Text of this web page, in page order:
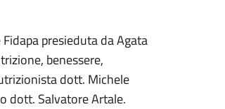
presieduta da Agata
benessere,
dott. Michele
dott. Salvatore Artale.